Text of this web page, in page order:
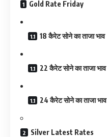
Gold Rate Friday
18 कैरेट सोने का ताजा भाव
22 कैरेट सोने का ताजा भाव
24 कैरेट सोने का ताजा भाव
Silver Latest Rates